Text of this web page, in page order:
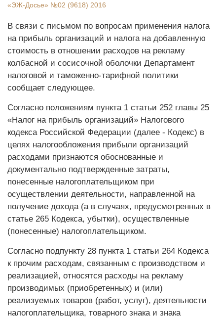
«ЭЖ-Досье» №02 (9618) 2016
В связи с письмом по вопросам применения налога
на прибыль организаций и налога на добавленную
стоимость в отношении расходов на рекламу
колбасной и сосисочной оболочки Департамент
налоговой и таможенно-тарифной политики
сообщает следующее.
Согласно положениям пункта 1 статьи 252 главы 25
«Налог на прибыль организаций» Налогового
кодекса Российской Федерации (далее - Кодекс) в
целях налогообложения прибыли организаций
расходами признаются обоснованные и
документально подтвержденные затраты,
понесенные налогоплательщиком при
осуществлении деятельности, направленной на
получение дохода (а в случаях, предусмотренных в
статье 265 Кодекса, убытки), осуществленные
(понесенные) налогоплательщиком.
Согласно подпункту 28 пункта 1 статьи 264 Кодекса
к прочим расходам, связанным с производством и
реализацией, относятся расходы на рекламу
производимых (приобретенных) и (или)
реализуемых товаров (работ, услуг), деятельности
налогоплательщика, товарного знака и знака